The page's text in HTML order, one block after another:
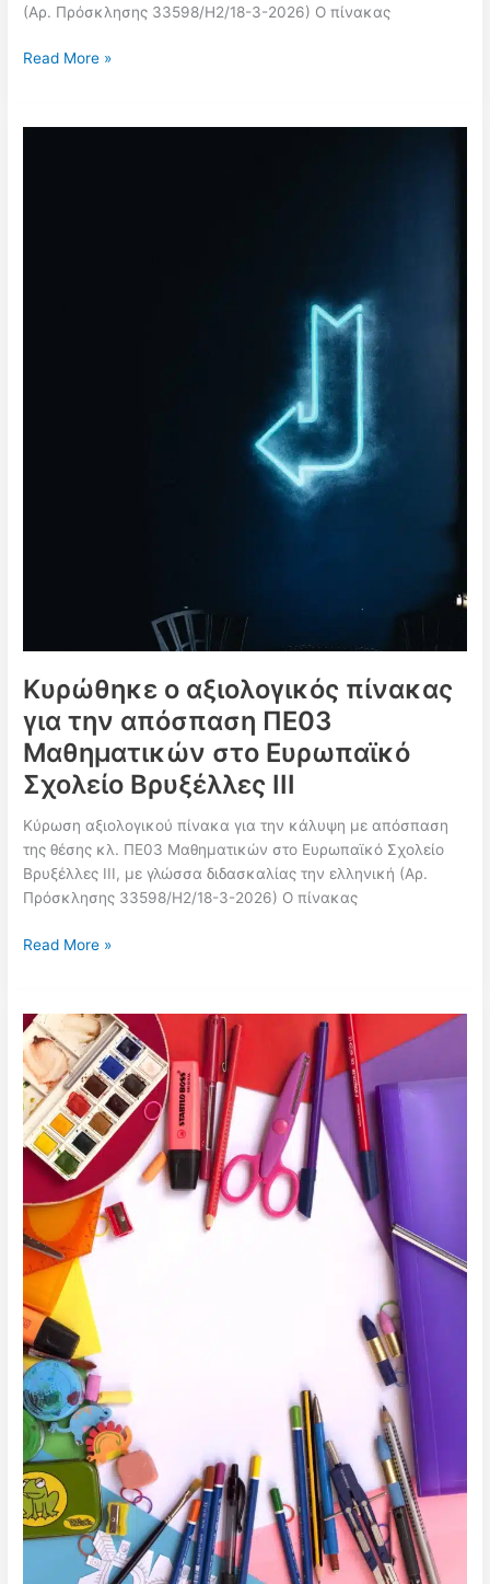
(Αρ. Πρόσκλησης 33598/Η2/18-3-2026) Ο πίνακας
Κυρώθηκε
πίνακας
Read More »
Κυρώθηκε ο αξιολογικός πίνακας
για την απόσπαση ΠΕ03
Μαθηματικών στο Ευρωπαϊκό
Σχολείο Βρυξέλλες ΙΙΙ
Κύρωση αξιολογικού πίνακα για την κάλυψη με απόσπαση
της θέσης κλ. ΠΕ03 Μαθηματικών στο Ευρωπαϊκό Σχολείο
Βρυξέλλες ΙΙΙ, με γλώσσα διδασκαλίας την ελληνική (Αρ.
Πρόσκλησης 33598/Η2/18-3-2026) Ο πίνακας
Κυρώθηκε
πίνακας
για
την
απόσπαση
ΠΕ03
Μαθηματικών
στο
Ευρωπαϊκό
Σχολείο
Βρυξέλλες
ΙΙΙ
Read More »